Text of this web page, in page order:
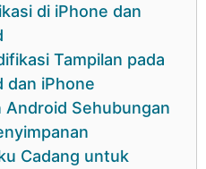
di iPhone dan
Tampilan pada
dan iPhone
Android Sehubungan
Cadang untuk